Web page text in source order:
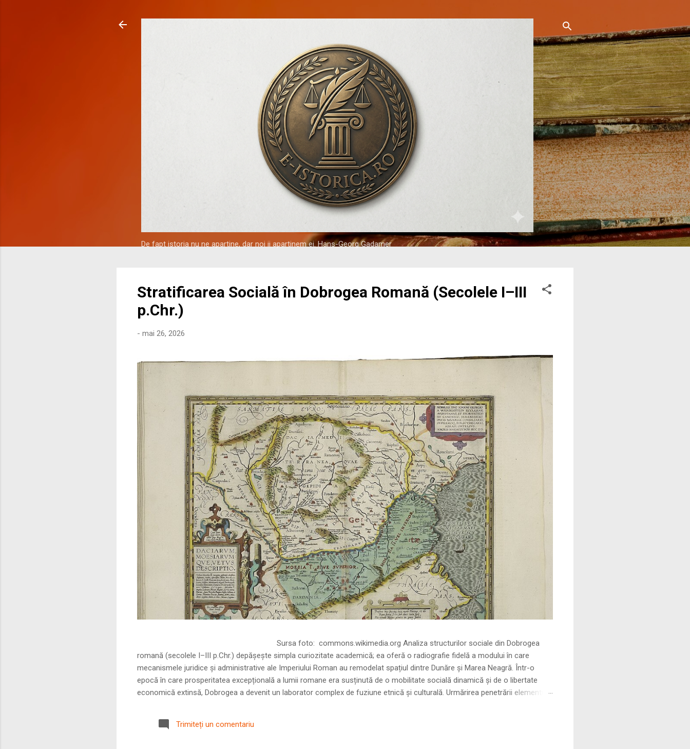
De fapt istoria nu ne apartine, dar noi ii apartinem ei. Hans-Georg Gadamer
Stratificarea Socială în Dobrogea Romană (Secolele I–III
p.Chr.)
- mai 26, 2026
Sursa foto: commons.wikimedia.org Analiza structurilor sociale din Dobrogea
romană (secolele I–III p.Chr.) depășește simpla curiozitate academică; ea oferă o radiografie fidelă a modului în care
mecanismele juridice și administrative ale Imperiului Roman au remodelat spațiul dintre Dunăre și Marea Neagră. Într-o
epocă în care prosperitatea excepțională a lumii romane era susținută de o mobilitate socială dinamică și de o libertate
economică extinsă, Dobrogea a devenit un laborator complex de fuziune etnică și culturală. Urmărirea penetrării elementului
precizie profunzimea și ritmul procesului de rom...
Trimiteți un comentariu